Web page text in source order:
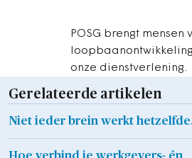
POSG brengt
onze dienstverlening.
Gerelateerde artikelen
Niet ieder brein werkt
Hoe verbind je werkgevers- én